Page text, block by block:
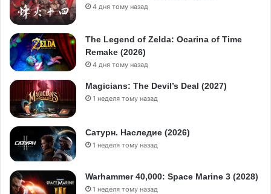
4 дня тому назад
The Legend of Zelda: Ocarina of Time
Remake (2026)
4 дня тому назад
Magicians: The Devil’s Deal (2027)
1 неделя тому назад
Сатурн. Наследие (2026)
1 неделя тому назад
Warhammer 40,000: Space Marine 3 (2028)
1 неделя тому назад